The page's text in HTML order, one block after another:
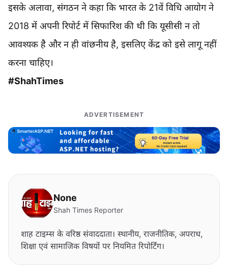
इसके अलावा, संगठन ने कहा कि भारत के 21वें विधि आयोग ने
2018 में अपनी रिपोर्ट में सिफारिश की थी कि यूसीसी न तो
आवश्यक है और न ही वांछनीय है, इसलिए केंद्र को इसे लागू नहीं
करना चाहिए।
#ShahTimes
ADVERTISEMENT
None
Shah Times Reporter
शाह टाइम्स के वरिष्ठ संवाददाता। स्थानीय, राजनीतिक, अपराध,
शिक्षा एवं सामाजिक विषयों पर नियमित रिपोर्टिंग।